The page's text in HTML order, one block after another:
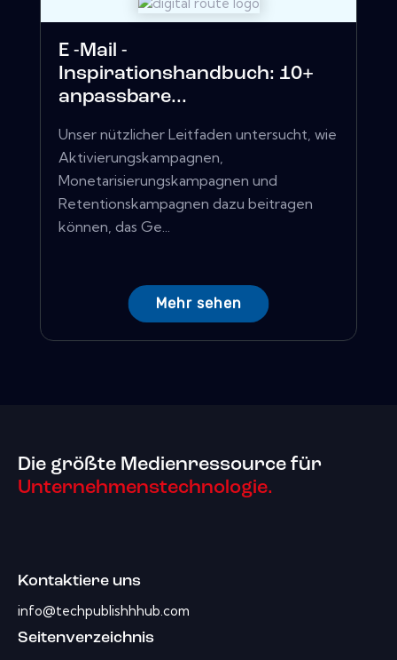
E -Mail -
Inspirationshandbuch: 10+
anpassbare...
Unser nützlicher Leitfaden untersucht, wie
Aktivierungskampagnen,
Monetarisierungskampagnen und
Retentionskampagnen dazu beitragen
können, das Ge...
Mehr sehen
Die größte Medienressource für
Unternehmenstechnologie.
Kontaktiere uns
info@techpublishhhub.com
Seitenverzeichnis